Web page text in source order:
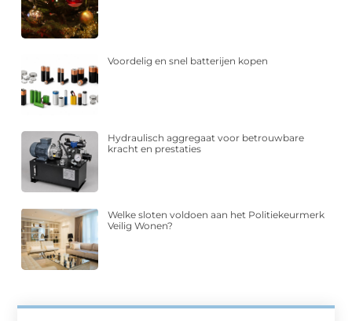
Voordelig en snel batterijen kopen
Hydraulisch aggregaat voor betrouwbare
kracht en prestaties
Welke sloten voldoen aan het Politiekeurmerk
Veilig Wonen?